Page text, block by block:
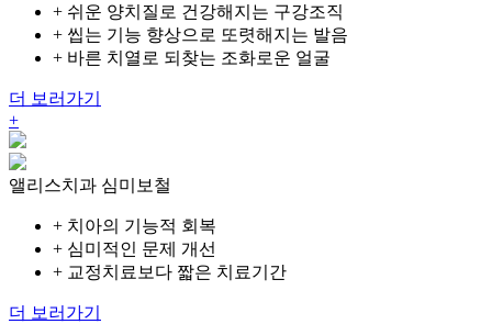
+ 쉬운 양치질로 건강해지는 구강조직
+ 씹는 기능 향상으로 또렷해지는 발음
+ 바른 치열로 되찾는 조화로운 얼굴
더 보러가기
+
앨리스치과 심미보철
+ 치아의 기능적 회복
+ 심미적인 문제 개선
+ 교정치료보다 짧은 치료기간
더 보러가기